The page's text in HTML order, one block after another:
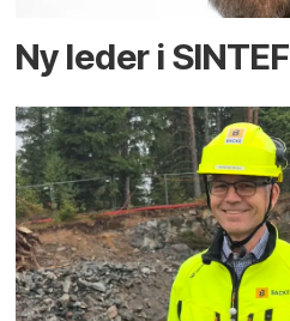
Ny leder i SINTEF